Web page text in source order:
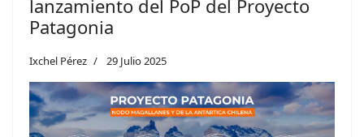
lanzamiento del PoP del Proyecto
Patagonia
Ixchel Pérez 29 Julio 2025